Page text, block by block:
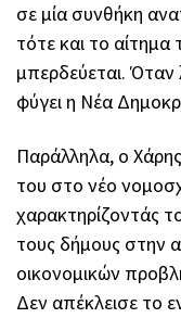
σε μία συνθήκη
τότε και το αίτημα
μπερδεύεται. Όταν
φύγει η Νέα
Παράλληλα, ο
του στο νέο
χαρακτηρίζοντάς
τους δήμους στην
οικονομικών
Δεν απέκλεισε το